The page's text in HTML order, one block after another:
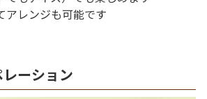
アレンジも可能です
ーション